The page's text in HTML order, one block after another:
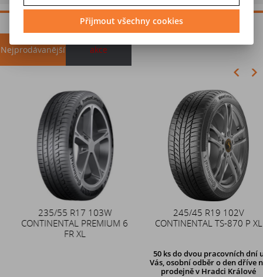
Nejprodávanější akce
235/55 R17 103W
CONTINENTAL PREMIUM 6
FR XL
245/45 R19 102V
CONTINENTAL TS-870 P XL
50 ks do dvou pracovních dní u
Vás, osobní odběr o den dřívena
prodejně v Hradci Králové
Duše 12x4 (4.00-4) kovový
zahnutý ventil TR87
Přijmout všechny cookies